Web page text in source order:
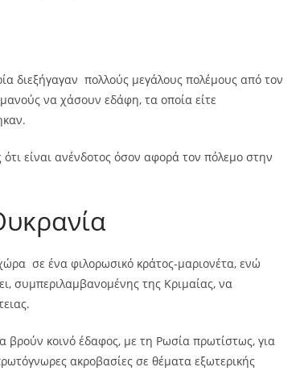
διεξήγαγαν πολλούς μεγάλους πολέμους από τον
να χάσουν εδάφη, τα οποία είτε
είναι ανένδοτος όσον αφορά τον πόλεμο στην
σε ένα φιλορωσικό κράτος-μαριονέτα, ενώ
συμπεριλαμβανομένης της Κριμαίας, να
κοινό έδαφος, με τη Ρωσία πρωτίστως, για
ακροβασίες σε θέματα εξωτερικής